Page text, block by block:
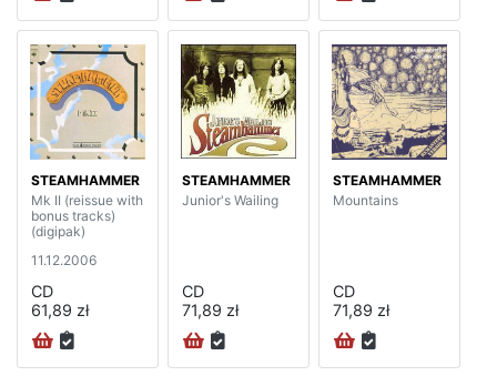
STEAMHAMMER
Mk II (reissue with
bonus tracks)
(digipak)
11.12.2006
CD
61,89 zł
STEAMHAMMER
Junior's Wailing
CD
71,89 zł
STEAMHAMMER
Mountains
CD
71,89 zł